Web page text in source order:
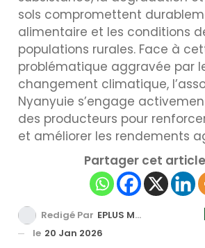
sols compromettent
alimentaire et les conditions
populations rurales. Face à
problématique aggravée par
changement climatique,
Nyanyuie s’engage
des producteurs pour
et améliorer les rendements
Partager cet
Redigé Par EPLUS MEDIA TV
le 20 Jan 2026